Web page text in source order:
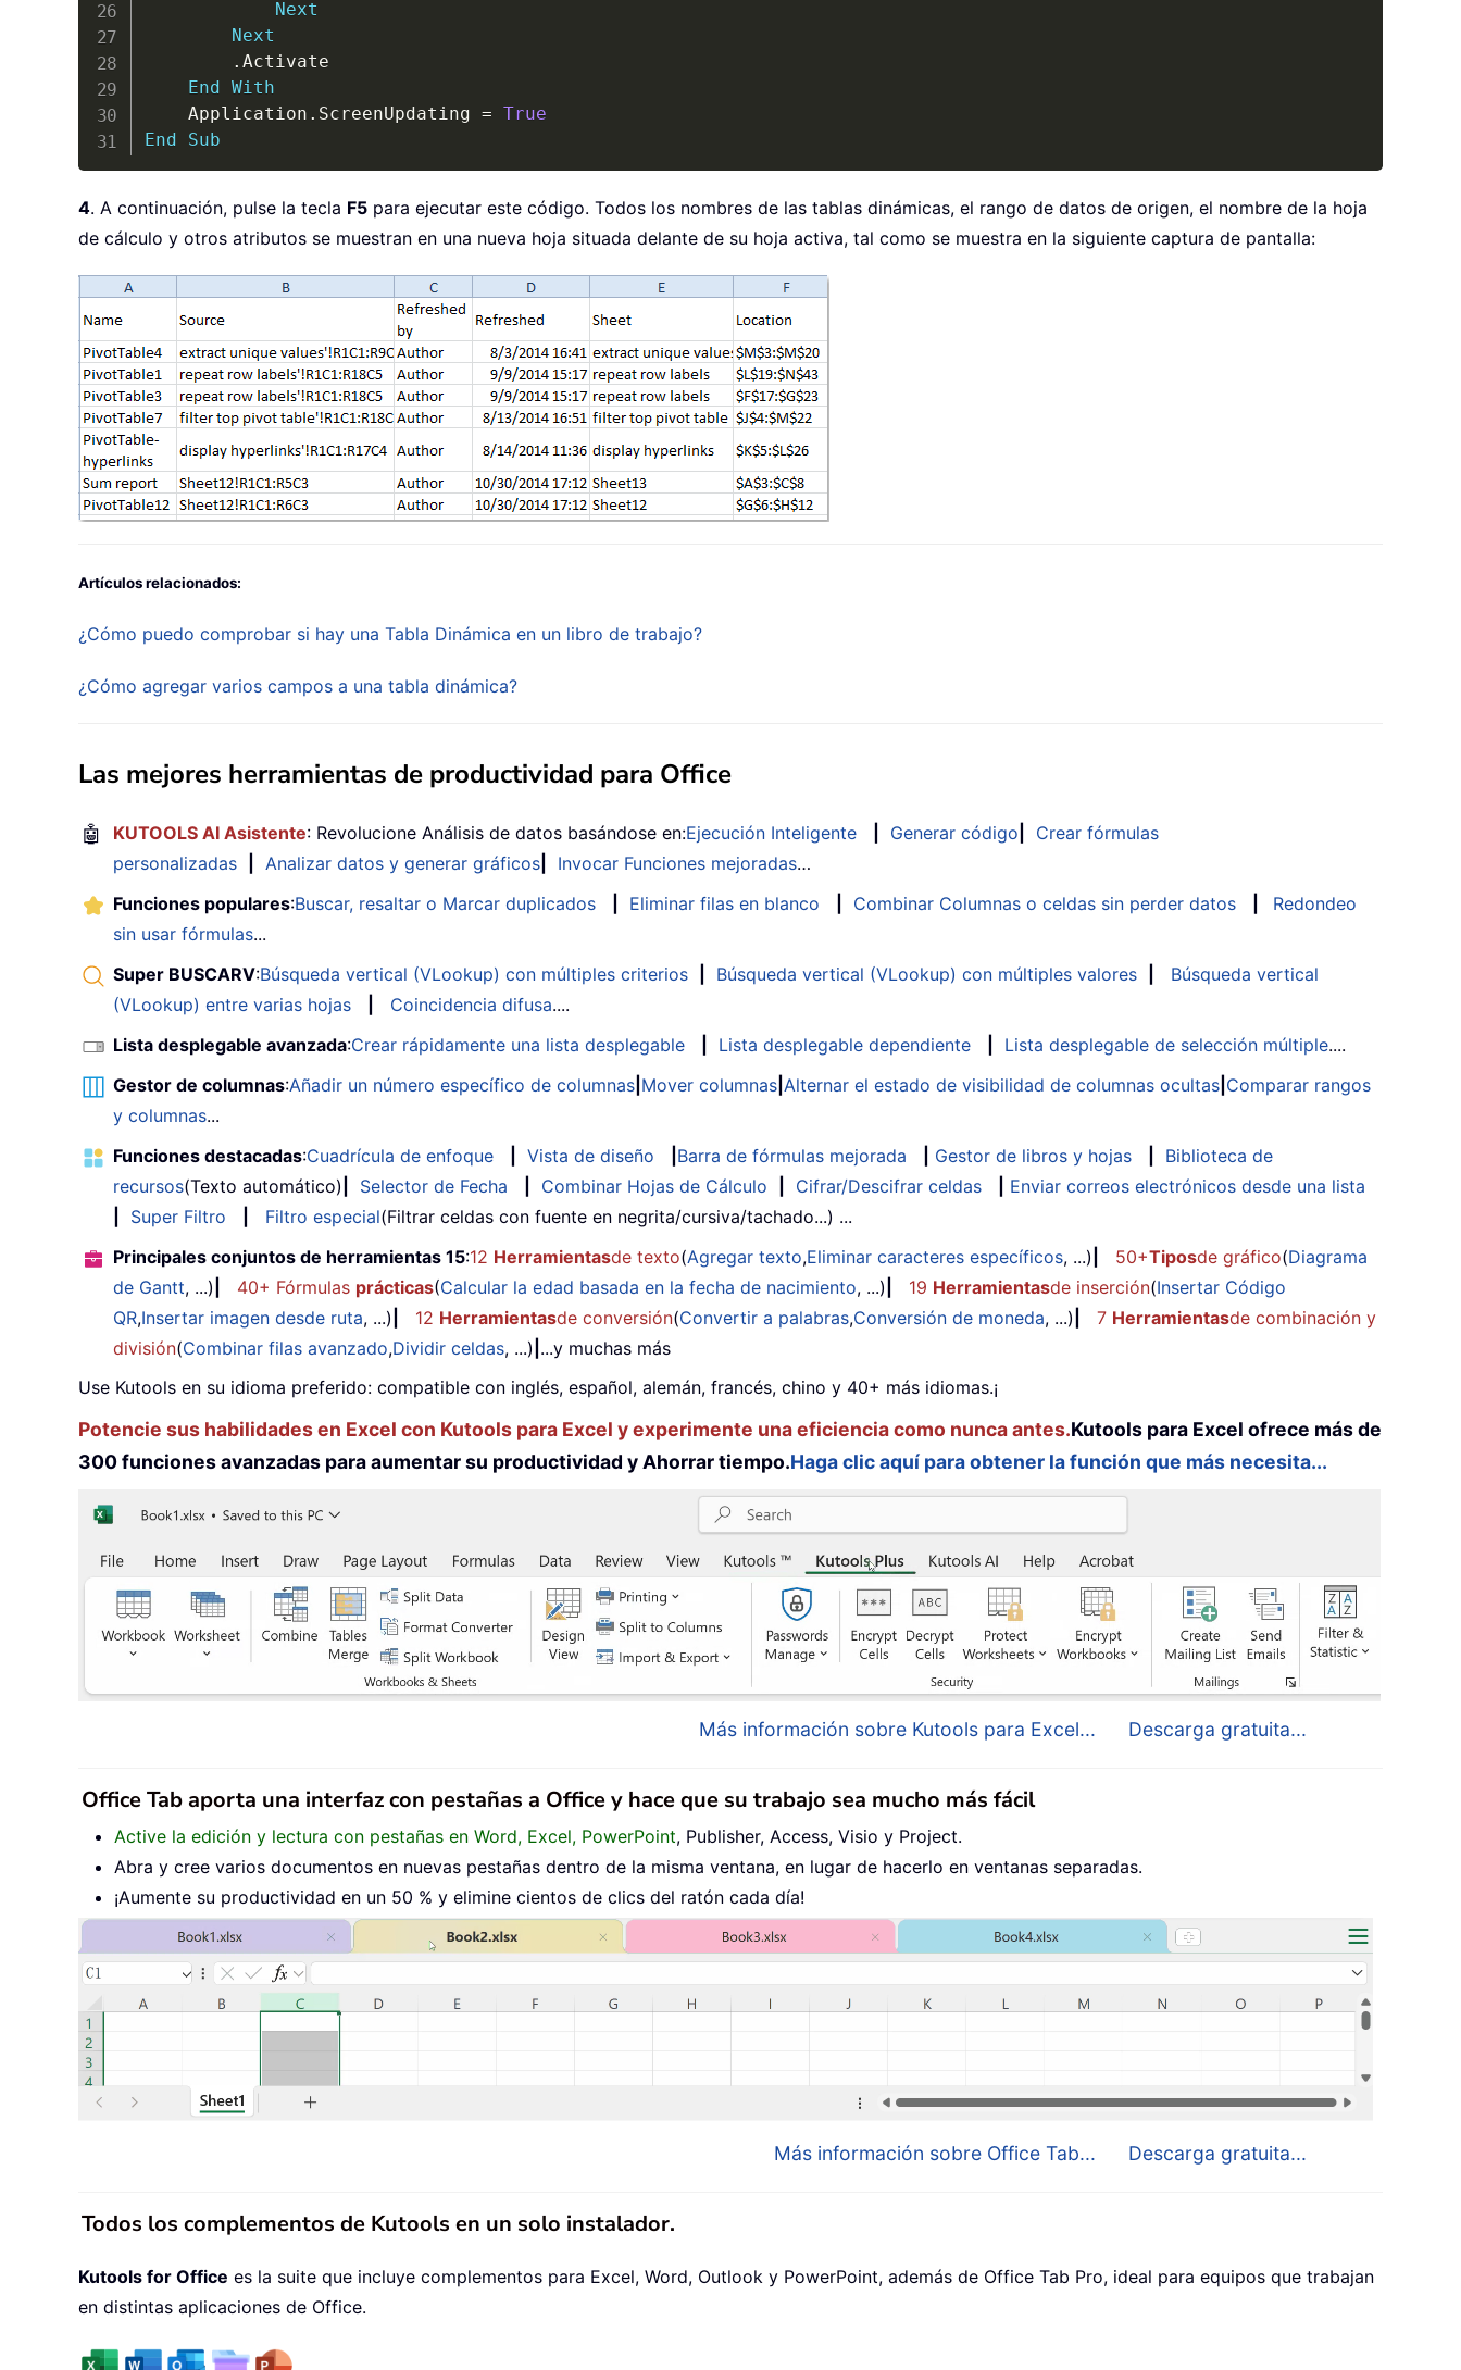
Next
Next
. Activate
End
With
    Application
. ScreenUpdating = True
End
Sub
4. A continuación, pulse la tecla F5 para ejecutar este código. Todos los nombres de las tablas dinámicas, el rango de datos de origen, el nombre de la hoja
de cálculo y otros atributos se muestran en una nueva hoja situada delante de su hoja activa, tal como se muestra en la siguiente captura de pantalla:
Artículos relacionados:
¿Cómo puedo comprobar si hay una Tabla Dinámica en un libro de trabajo?
¿Cómo agregar varios campos a una tabla dinámica?
Las mejores herramientas de productividad para Office
🤖 KUTOOLS AI Asistente: Revolucione Análisis de datos basándose en:Ejecución Inteligente Generar código
Crear fórmulas
personalizadas
Analizar datos y generar gráficos Invocar Funciones mejoradas…
Funciones populares:Buscar, resaltar o Marcar duplicados Eliminar filas en blanco Combinar Columnas o celdas sin perder datos
Redondeo
sin usar fórmulas...
Super BUSCARV:Búsqueda vertical (VLookup) con múltiples criterios Búsqueda vertical (VLookup) con múltiples valores
Búsqueda vertical
(VLookup) entre varias hojas
Coincidencia difusa....
Lista desplegable avanzada:Crear rápidamente una lista desplegable Lista desplegable dependiente Lista desplegable de selección múltiple....
Gestor de columnas:Añadir un número específico de columnas Mover columnas Alternar el estado de visibilidad de columnas ocultas Comparar rangos
y columnas...
Funciones destacadas:Cuadrícula de enfoque Vista de diseño Barra de fórmulas mejorada Gestor de libros y hojas
Biblioteca de
recursos(Texto automático) Selector de Fecha Combinar Hojas de Cálculo Cifrar/Descifrar celdas
Enviar correos electrónicos desde una lista
Super Filtro Filtro especial(Filtrar celdas con fuente en negrita/cursiva/tachado...) ...
Principales conjuntos de herramientas 15:12 Herramientasde texto(Agregar texto,Eliminar caracteres específicos, ...) 50+Tiposde gráfico(Diagrama
de Gantt, ...) 40+ Fórmulas prácticas(Calcular la edad basada en la fecha de nacimiento, ...) 19 Herramientasde inserción(Insertar Código
QR,Insertar imagen desde ruta, ...) 12 Herramientasde conversión(Convertir a palabras,Conversión de moneda, ...) 7 Herramientasde combinación y
división(Combinar filas avanzado,Dividir celdas, ...) ...y muchas más
Use Kutools en su idioma preferido: compatible con inglés, español, alemán, francés, chino y 40+ más idiomas.¡
Potencie sus habilidades en Excel con Kutools para Excel y experimente una eficiencia como nunca antes.Kutools para Excel ofrece más de
300 funciones avanzadas para aumentar su productividad y Ahorrar tiempo.Haga clic aquí para obtener la función que más necesita...
Más información sobre Kutools para Excel... Descarga gratuita...
Office Tab aporta una interfaz con pestañas a Office y hace que su trabajo sea mucho más fácil
Active la edición y lectura con pestañas en Word, Excel, PowerPoint, Publisher, Access, Visio y Project.
Abra y cree varios documentos en nuevas pestañas dentro de la misma ventana, en lugar de hacerlo en ventanas separadas.
¡Aumente su productividad en un 50 % y elimine cientos de clics del ratón cada día!
Más información sobre Office Tab... Descarga gratuita...
Todos los complementos de Kutools en un solo instalador.
Kutools for Office es la suite que incluye complementos para Excel, Word, Outlook y PowerPoint, además de Office Tab Pro, ideal para equipos que trabajan
en distintas aplicaciones de Office.